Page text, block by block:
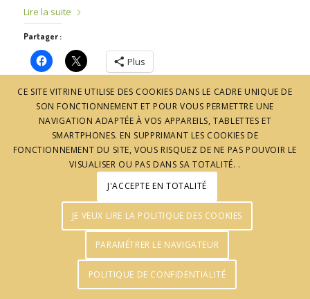
Lire la suite
Partager :
Plus
CE SITE VITRINE UTILISE DES COOKIES DANS LE CADRE UNIQUE DE
SON FONCTIONNEMENT ET POUR VOUS PERMETTRE UNE
NAVIGATION ADAPTÉE À VOS APPAREILS, TABLETTES ET
SMARTPHONES. EN SUPPRIMANT LES COOKIES DE
FONCTIONNEMENT DU SITE, VOUS RISQUEZ DE NE PAS POUVOIR LE
VISUALISER OU PAS DANS SA TOTALITÉ. .
J'ACCEPTE EN TOTALITÉ
JE VEUX LIRE LA POLITIQUE DES COOKIES
PARAMÉTRER LE NAVIGATEUR
POLITIQUE DE CONFIDENTIALITÉ